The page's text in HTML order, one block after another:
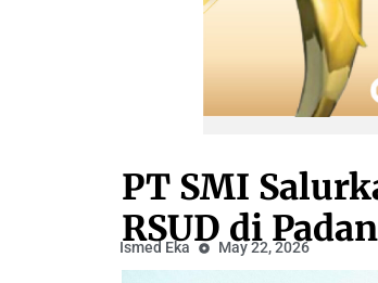
PT SMI
RSUD di
Ismed Eka May 22, 2026